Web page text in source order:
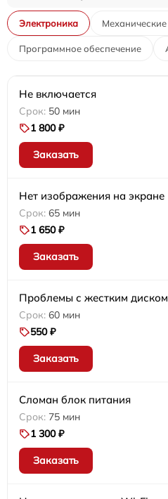
Электроника
Программное обеспечение
Не включается
50 мин
1 800 ₽
Заказать
Нет изображения на экране
65 мин
1 650 ₽
Заказать
Проблемы с жестким диском
60 мин
550 ₽
Заказать
Сломан блок питания
75 мин
1 300 ₽
Заказать